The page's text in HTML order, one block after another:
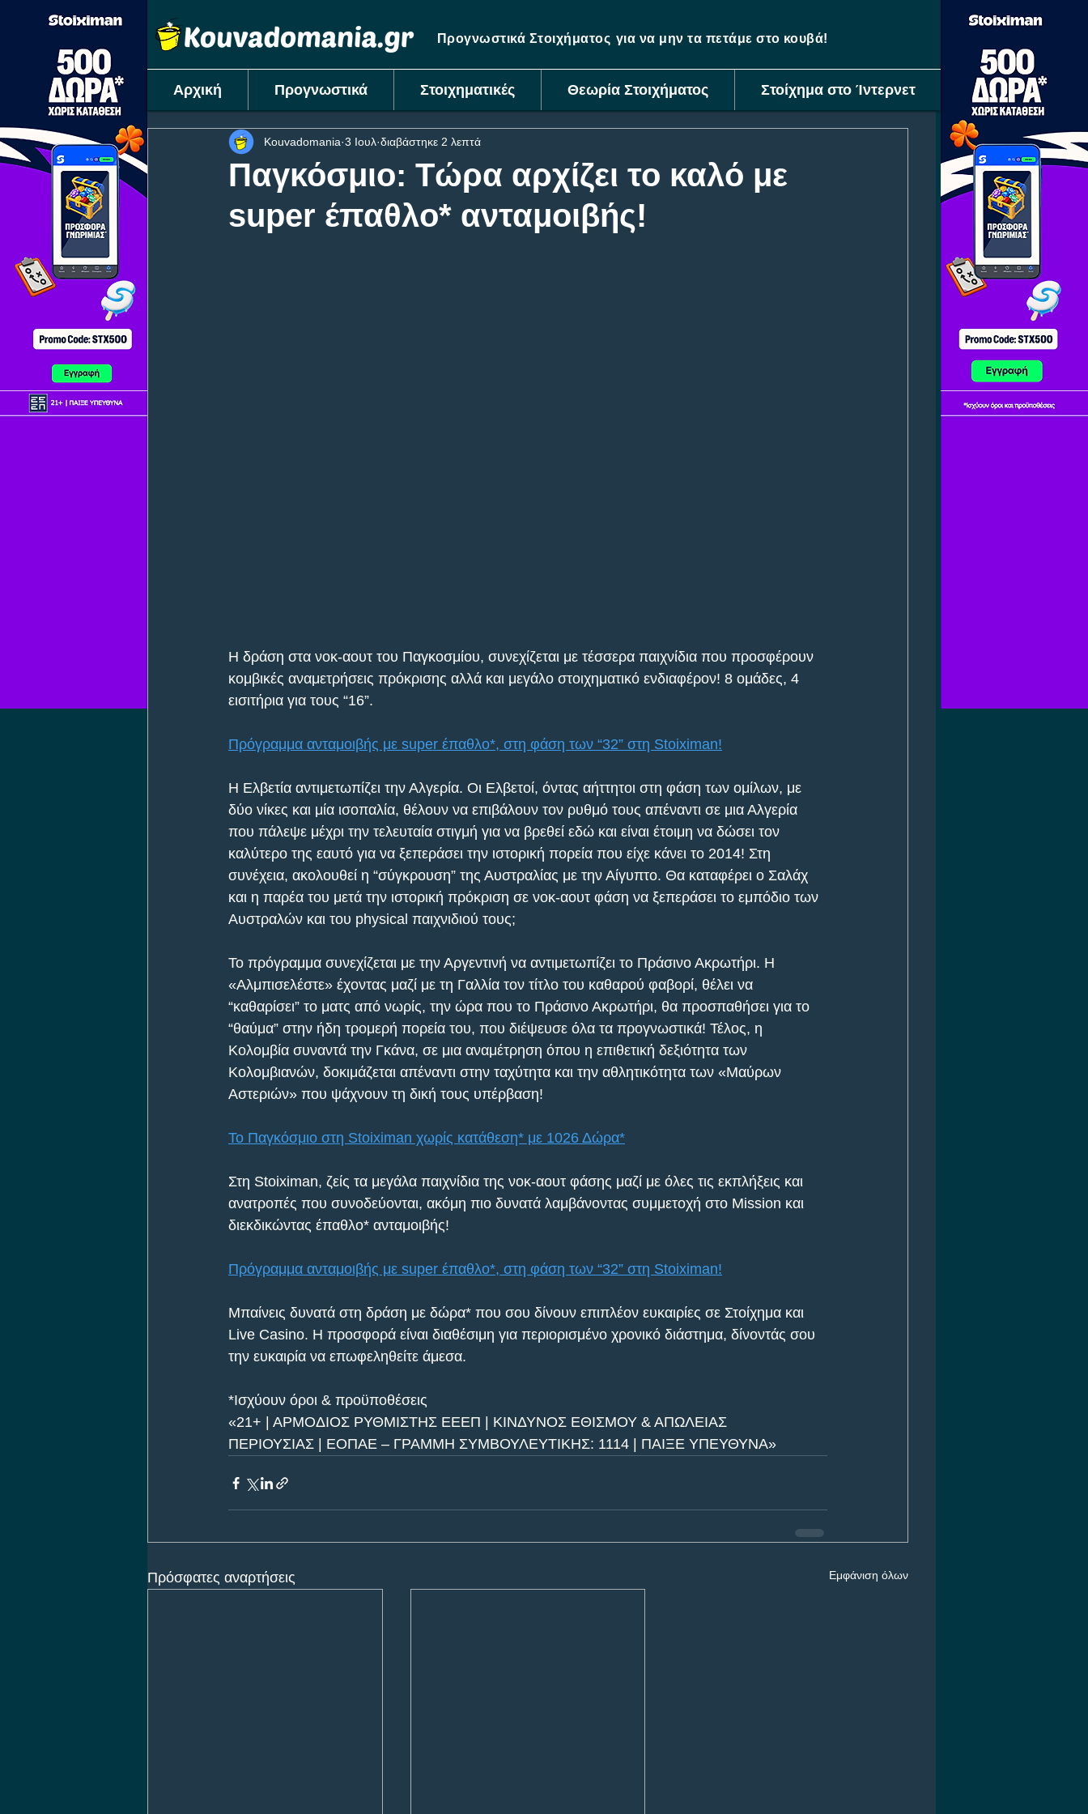
Προγνωστικά Στοιχήματος για να μην τα πετάμε στο κουβά!
Αρχική Προγνωστικά Στοιχηματικές Θεωρία Στοιχήματος Στοίχημα στο Ίντερνετ
Παγκόσμιο: Τώρα αρχίζει το καλό με
super έπαθλο* ανταμοιβής!
Kouvadomania 3 Ιουλ διαβάστηκε 2 λεπτά
Η δράση στα νοκ-αουτ του Παγκοσμίου, συνεχίζεται με τέσσερα παιχνίδια που προσφέρουν
κομβικές αναμετρήσεις πρόκρισης αλλά και μεγάλο στοιχηματικό ενδιαφέρον! 8 ομάδες, 4
εισιτήρια για τους “16”.
Πρόγραμμα ανταμοιβής με super έπαθλο*, στη φάση των “32” στη Stoiximan!
Η Ελβετία αντιμετωπίζει την Αλγερία. Οι Ελβετοί, όντας αήττητοι στη φάση των ομίλων, με
δύο νίκες και μία ισοπαλία, θέλουν να επιβάλουν τον ρυθμό τους απέναντι σε μια Αλγερία
που πάλεψε μέχρι την τελευταία στιγμή για να βρεθεί εδώ και είναι έτοιμη να δώσει τον
καλύτερο της εαυτό για να ξεπεράσει την ιστορική πορεία που είχε κάνει το 2014! Στη
συνέχεια, ακολουθεί η “σύγκρουση” της Αυστραλίας με την Αίγυπτο. Θα καταφέρει ο Σαλάχ
και η παρέα του μετά την ιστορική πρόκριση σε νοκ-αουτ φάση να ξεπεράσει το εμπόδιο των
Αυστραλών και του physical παιχνιδιού τους;
Το πρόγραμμα συνεχίζεται με την Αργεντινή να αντιμετωπίζει το Πράσινο Ακρωτήρι. Η
«Αλμπισελέστε» έχοντας μαζί με τη Γαλλία τον τίτλο του καθαρού φαβορί, θέλει να
“καθαρίσει” το ματς από νωρίς, την ώρα που το Πράσινο Ακρωτήρι, θα προσπαθήσει για το
“θαύμα” στην ήδη τρομερή πορεία του, που διέψευσε όλα τα προγνωστικά! Τέλος, η
Κολομβία συναντά την Γκάνα, σε μια αναμέτρηση όπου η επιθετική δεξιότητα των
Κολομβιανών, δοκιμάζεται απέναντι στην ταχύτητα και την αθλητικότητα των «Μαύρων
Αστεριών» που ψάχνουν τη δική τους υπέρβαση!
Το Παγκόσμιο στη Stoiximan χωρίς κατάθεση* με 1026 Δώρα*
Στη Stoiximan, ζείς τα μεγάλα παιχνίδια της νοκ-αουτ φάσης μαζί με όλες τις εκπλήξεις και
ανατροπές που συνοδεύονται, ακόμη πιο δυνατά λαμβάνοντας συμμετοχή στο Mission και
διεκδικώντας έπαθλο* ανταμοιβής!
Πρόγραμμα ανταμοιβής με super έπαθλο*, στη φάση των “32” στη Stoiximan!
Μπαίνεις δυνατά στη δράση με δώρα* που σου δίνουν επιπλέον ευκαιρίες σε Στοίχημα και
Live Casino. Η προσφορά είναι διαθέσιμη για περιορισμένο χρονικό διάστημα, δίνοντάς σου
την ευκαιρία να επωφεληθείτε άμεσα.
*Ισχύουν όροι & προϋποθέσεις
«21+ | ΑΡΜΟΔΙΟΣ ΡΥΘΜΙΣΤΗΣ ΕΕΕΠ | ΚΙΝΔΥΝΟΣ ΕΘΙΣΜΟΥ & ΑΠΩΛΕΙΑΣ
ΠΕΡΙΟΥΣΙΑΣ | ΕΟΠΑΕ – ΓΡΑΜΜΗ ΣΥΜΒΟΥΛΕΥΤΙΚΗΣ: 1114 | ΠΑΙΞΕ ΥΠΕΥΘΥΝΑ»
Πρόσφατες αναρτήσεις Εμφάνιση όλων